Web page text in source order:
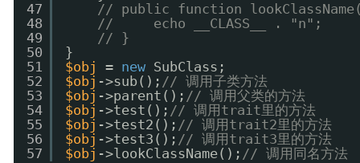
47
48
49
50
51
52
53
54
55
56
57
// public function
//     echo __CLASS__ . "n";
// }
}
$obj
= new SubClass;
$obj ->sub(); // 调用子类方法
$obj ->parent(); // 调用父类的方法
$obj ->test(); // 调用trait里的方法
$obj ->test2(); // 调用trait2里的方法
$obj ->test3(); // 调用trait3里的方法
$obj ->lookClassName(); // 调用同名方法